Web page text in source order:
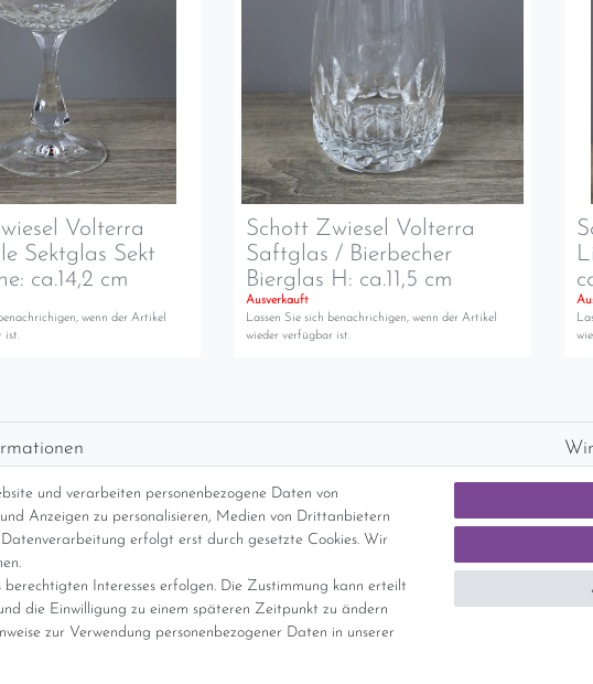
Volterra
Sektglas Sekt
ca.14,2 cm
wenn der Artikel
ist.
Schott Zwiesel Volterra
Saftglas / Bierbecher
Bierglas H: ca.11,5 cm
Ausverkauft
Lassen Sie sich benachrichigen, wenn der Artikel
wieder verfügbar ist.
und verarbeiten personenbezogene Daten von
Anzeigen zu personalisieren, Medien von Drittanbietern
erfolgt erst durch gesetzte Cookies. Wir
Interesses erfolgen. Die Zustimmung kann erteilt
die Einwilligung zu einem späteren Zeitpunkt zu ändern
zur Verwendung personenbezogener Daten in unserer
GLS (6,90 Euro) oder DHL (8,49 Euro ) inkl. MwSt. (innerhalb Deutschlands)
Lieferung ab 150 Euro Warenwert (innerhalb Deutschlands)
Versandkosten
Sie
gem. § 25a UStG der Differenzbesteuerung, ein Ausweis der Mehrwertsteuer auf der